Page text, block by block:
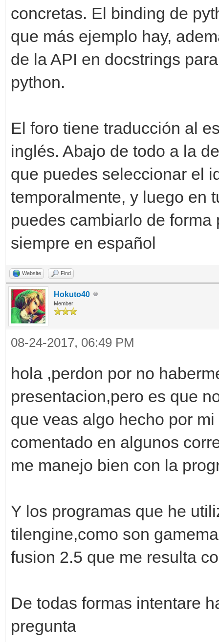
concretas. El binding de
que más ejemplo hay,
de la API en docstrings
python.
El foro tiene traducción al
inglés. Abajo de todo a la
que puedes seleccionar el
temporalmente, y luego en
puedes cambiarlo de
siempre en español
Website Find
Hokuto40
Member
08-24-2017, 06:49 PM
hola ,perdon por no
presentacion,pero es que
que veas algo hecho por
comentado en algunos
me manejo bien con la
Y los programas que he
tilengine,como son
fusion 2.5 que me resulta
De todas formas intentare
pregunta